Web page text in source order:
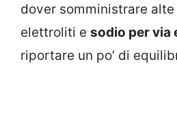
dover somministrare
elettroliti e sodio per via
riportare un po’ di